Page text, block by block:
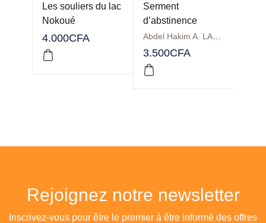
Les souliers du lac
Nokoué
4.000CFA
Serment
d’abstinence
3.500CFA
Rejoignez notre newsletter
Inscrivez-vous pour être le premier à être informé des offres